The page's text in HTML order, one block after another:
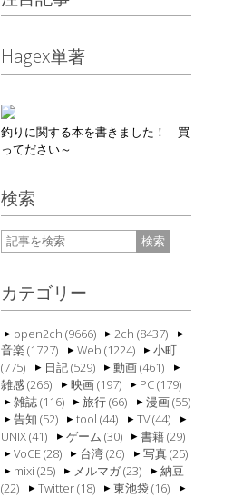
Hagex単著
釣りに関する本を書きました！ 買
ってださい～
検索
カテゴリー
open2ch (9666)
2ch (8437)
音楽 (1727)
Web (1224)
小町
(775)
日記 (529)
動画 (461)
雑感 (266)
映画 (197)
PC (179)
雑誌 (116)
旅行 (66)
漫画 (55)
告知 (52)
tool (44)
TV (44)
UNIX (41)
ゲーム (30)
書籍 (29)
VoCE (28)
台湾 (26)
写真 (25)
mixi (25)
メルマガ (23)
納豆
(22)
Twitter (18)
東池袋 (16)